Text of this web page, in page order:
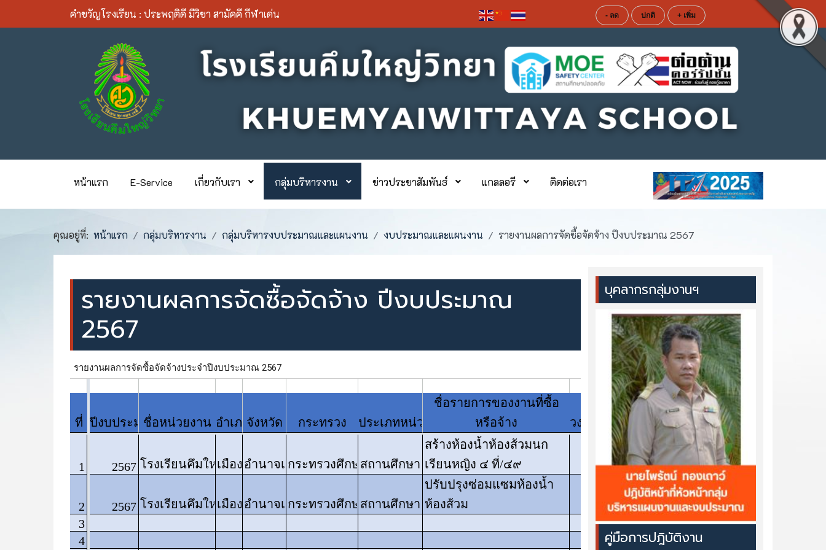
คำขวัญโรงเรียน : ประพฤติดี มีวิชา สามัคคี กีฬาเด่น - ลด ปกติ + เพิ่ม
หน้าแรก E-Service เกี่ยวกับเรา กลุ่มบริหารงาน ข่าวประชาสัมพันธ์ แกลลอรี ติดต่อเรา
คุณอยู่ที่: หน้าแรก กลุ่มบริหารงาน กลุ่มบริหารงบประมาณและแผนงาน งบประมาณและแผนงาน รายงานผลการจัดซื้อจัดจ้าง ปีงบประมาณ 2567
รายงานผลการจัดซื้อจัดจ้าง ปีงบประมาณ
2567
บุคลากรกลุ่มงานฯ
คู่มือการปฎิบัติงาน